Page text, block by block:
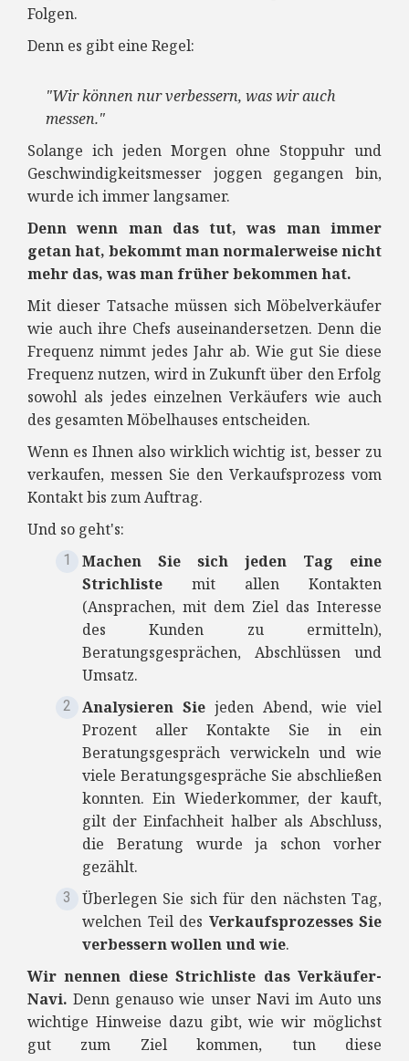
Folgen.
Denn es gibt eine Regel:
"Wir können nur verbessern, was wir auch
messen."
Solange ich jeden Morgen ohne Stoppuhr und
Geschwindigkeitsmesser joggen gegangen bin,
wurde ich immer langsamer.
Denn wenn man das tut, was man immer
getan hat, bekommt man normalerweise nicht
mehr das, was man früher bekommen hat.
Mit dieser Tatsache müssen sich Möbelverkäufer
wie auch ihre Chefs auseinandersetzen. Denn die
Frequenz nimmt jedes Jahr ab. Wie gut Sie diese
Frequenz nutzen, wird in Zukunft über den Erfolg
sowohl als jedes einzelnen Verkäufers wie auch
des gesamten Möbelhauses entscheiden.
Wenn es Ihnen also wirklich wichtig ist, besser zu
verkaufen, messen Sie den Verkaufsprozess vom
Kontakt bis zum Auftrag.
Und so geht's:
Machen Sie sich jeden Tag eine
Strichliste mit allen Kontakten
(Ansprachen, mit dem Ziel das Interesse
des Kunden zu ermitteln),
Beratungsgesprächen, Abschlüssen und
Umsatz.
Analysieren Sie jeden Abend, wie viel
Prozent aller Kontakte Sie in ein
Beratungsgespräch verwickeln und wie
viele Beratungsgespräche Sie abschließen
konnten. Ein Wiederkommer, der kauft,
gilt der Einfachheit halber als Abschluss,
die Beratung wurde ja schon vorher
gezählt.
Überlegen Sie sich für den nächsten Tag,
welchen Teil des Verkaufsprozesses Sie
verbessern wollen und wie.
Wir nennen diese Strichliste das Verkäufer-
Navi. Denn genauso wie unser Navi im Auto uns
wichtige Hinweise dazu gibt, wie wir möglichst
gut zum Ziel kommen, tun diese